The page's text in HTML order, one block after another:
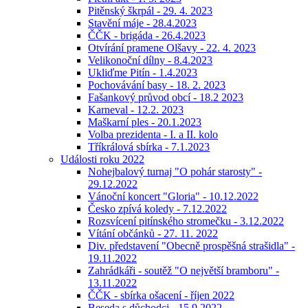
Pitěnský škrpál - 29. 4. 2023
Stavění máje - 28.4.2023
ČČK - brigáda - 26.4.2023
Otvírání pramene Olšavy - 22. 4. 2023
Velikonoční dílny - 8.4.2023
Ukliďme Pitín - 1.4.2023
Pochovávání basy - 18. 2. 2023
Fašankový průvod obcí - 18.2 2023
Karneval - 12.2. 2023
Maškarní ples - 20.1.2023
Volba prezidenta - I. a II. kolo
Tříkrálová sbírka - 7.1.2023
Události roku 2022
Nohejbalový turnaj "O pohár starosty" -
29.12.2022
Vánoční koncert "Gloria" - 10.12.2022
Česko zpívá koledy - 7.12.2022
Rozsvícení pitínského stromečku - 3.12.2022
Vítání občánků - 27. 11. 2022
Div. představení "Obecně prospěšná strašidla" -
19.11.2022
Zahrádkáři - soutěž "O největší bramboru" -
13.11.2022
ČČK - sbírka ošacení - říjen 2022